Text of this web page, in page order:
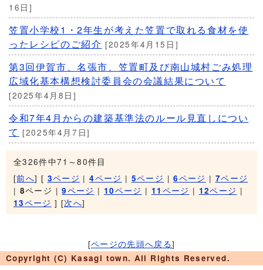
16日]
笠置小学校1・2年生が考えた笠置で取れる食材を使
ったレシピのご紹介 [2025年4月15日]
第3回伊賀市、名張市、笠置町及び南山城村ごみ処理
広域化基本構想検討委員会の会議結果について
[2025年4月8日]
令和7年4月からの建築基準法のルール見直しについ
て [2025年4月7日]
全326件中71～80件目
[前へ] [ 3ページ |4ページ | 5ページ |6ページ | 7ページ
| 8ページ |9ページ | 10ページ | 11 ページ | 12ページ |
13ページ ] [次へ]
[ページの先頭へ戻る]
Copyright (C) Kasagi town. All Rights Reserved.